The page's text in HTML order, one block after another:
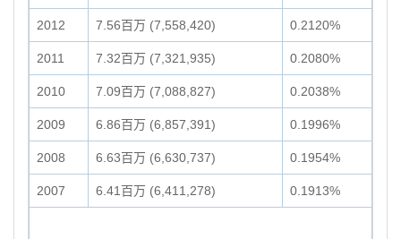
2012 7.56百万 (7,558,420) 0.2120%
2011 7.32百万 (7,321,935) 0.2080%
2010 7.09百万 (7,088,827) 0.2038%
2009 6.86百万 (6,857,391) 0.1996%
2008 6.63百万 (6,630,737) 0.1954%
2007 6.41百万 (6,411,278) 0.1913%